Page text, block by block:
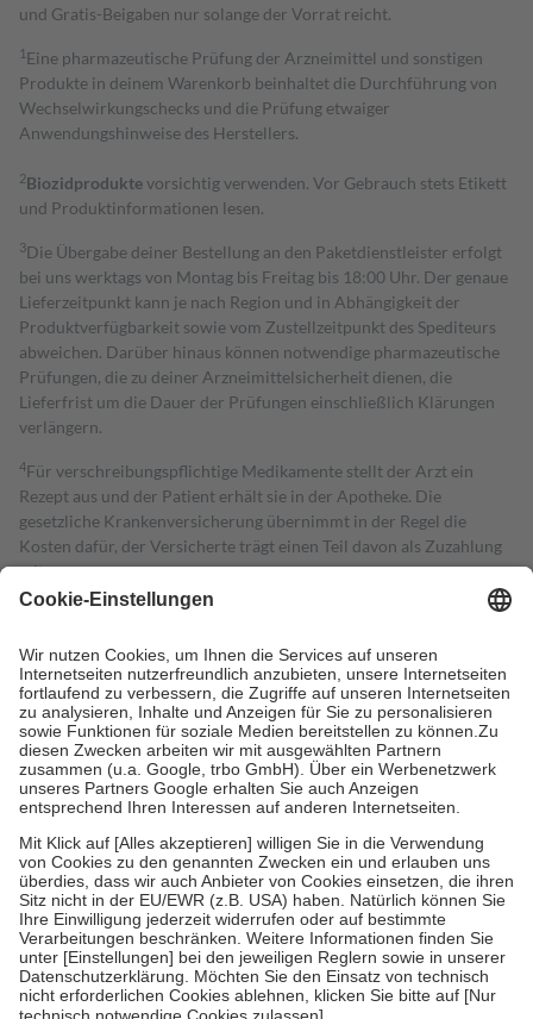
und Gratis-Beigaben nur solange der Vorrat reicht.
1 Eine pharmazeutische Prüfung der Arzneimittel und sonstigen
Produkte in deinem Warenkorb beinhaltet die Durchführung von
Wechselwirkungschecks und die Prüfung etwaiger
Anwendungshinweise des Herstellers.
2Biozidproduktevorsichtig verwenden. Vor Gebrauch stets Etikett
und Produktinformationen lesen.
3Die Übergabe deiner Bestellung an den Paketdienstleister erfolgt
bei uns werktags von Montag bis Freitag bis 18:00 Uhr. Der genaue
Lieferzeitpunkt kann je nach Region und in Abhängigkeit der
Produktverfügbarkeit sowie vom Zustellzeitpunkt des Spediteurs
abweichen. Darüber hinaus können notwendige pharmazeutische
Prüfungen, die zu deiner Arzneimittelsicherheit dienen, die
Lieferfrist um die Dauer der Prüfungen einschließlich Klärungen
verlängern.
4Für verschreibungspflichtige Medikamente stellt der Arzt ein
Rezept aus und der Patient erhält sie in der Apotheke. Die
gesetzliche Krankenversicherung übernimmt in der Regel die
Kosten dafür, der Versicherte trägt einen Teil davon als Zuzahlung
mit.
Grundsätzlich leisten Mitglieder Zuzahlungen in Höhe von zehn
höchstens zehn Euro.
Es sind jedoch nie mehr als die tatsächlichen
Kosten der Leistung zu entrichten.
Diese Regeln gelten grundsätzlich auch für Online-Apotheken.
Bei Heilmitteln und häuslicher Krankenpflege beträgt die
Zuzahlung zehn Prozent der Kosten sowie zehn Euro je
Verordnung.
Um das Engagement der Versicherten für ihre eigene Gesundheit zu
stärken und die besondere Stellung der Familie zu unterstützen,
fallenkeine Zuzahlungenan bei:
• Kindern und Jugendlichen bis zum vollendeten 18. Lebensjahr
mit Ausnahme der Fahrkosten
• Untersuchungen zur Vorsorge und Früherkennung, die von der
GKV getragen werden
• empfohlenen Schutzimpfungen
• Harn- und Blutteststreifen